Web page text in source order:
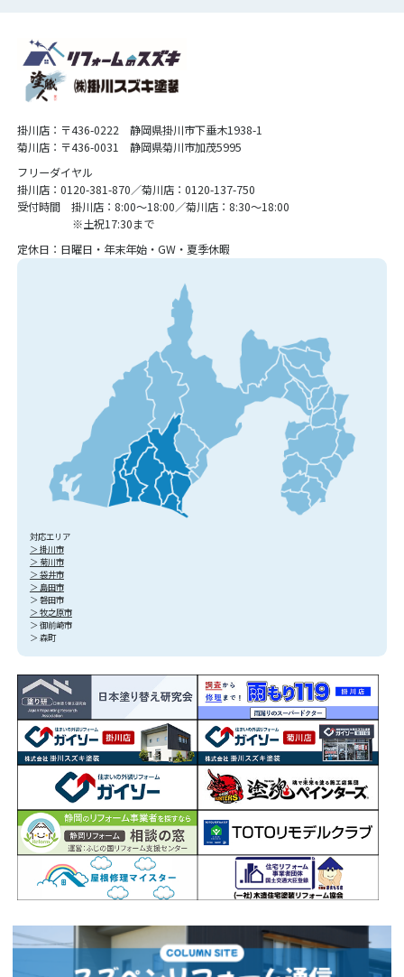
掛川店：〒436-0222 静岡県掛川市下垂木1938-1
菊川店：〒436-0031 静岡県菊川市加茂5995
フリーダイヤル
掛川店：0120-381-870／菊川店：0120-137-750
受付時間 掛川店：8:00〜18:00／菊川店：8:30〜18:00
※土祝17:30まで
定休日：日曜日・年末年始・GW・夏季休暇
対応エリア
＞ 掛川市
＞ 菊川市
＞ 袋井市
＞ 島田市
＞ 磐田市
＞ 牧之原市
＞ 御前崎市
＞ 森町